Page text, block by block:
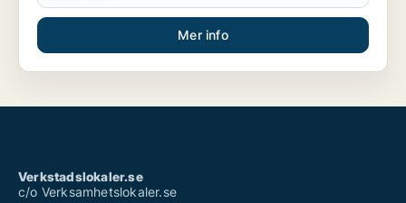
Mer info
Verkstadslokaler.se
c/o Verksamhetslokaler.se